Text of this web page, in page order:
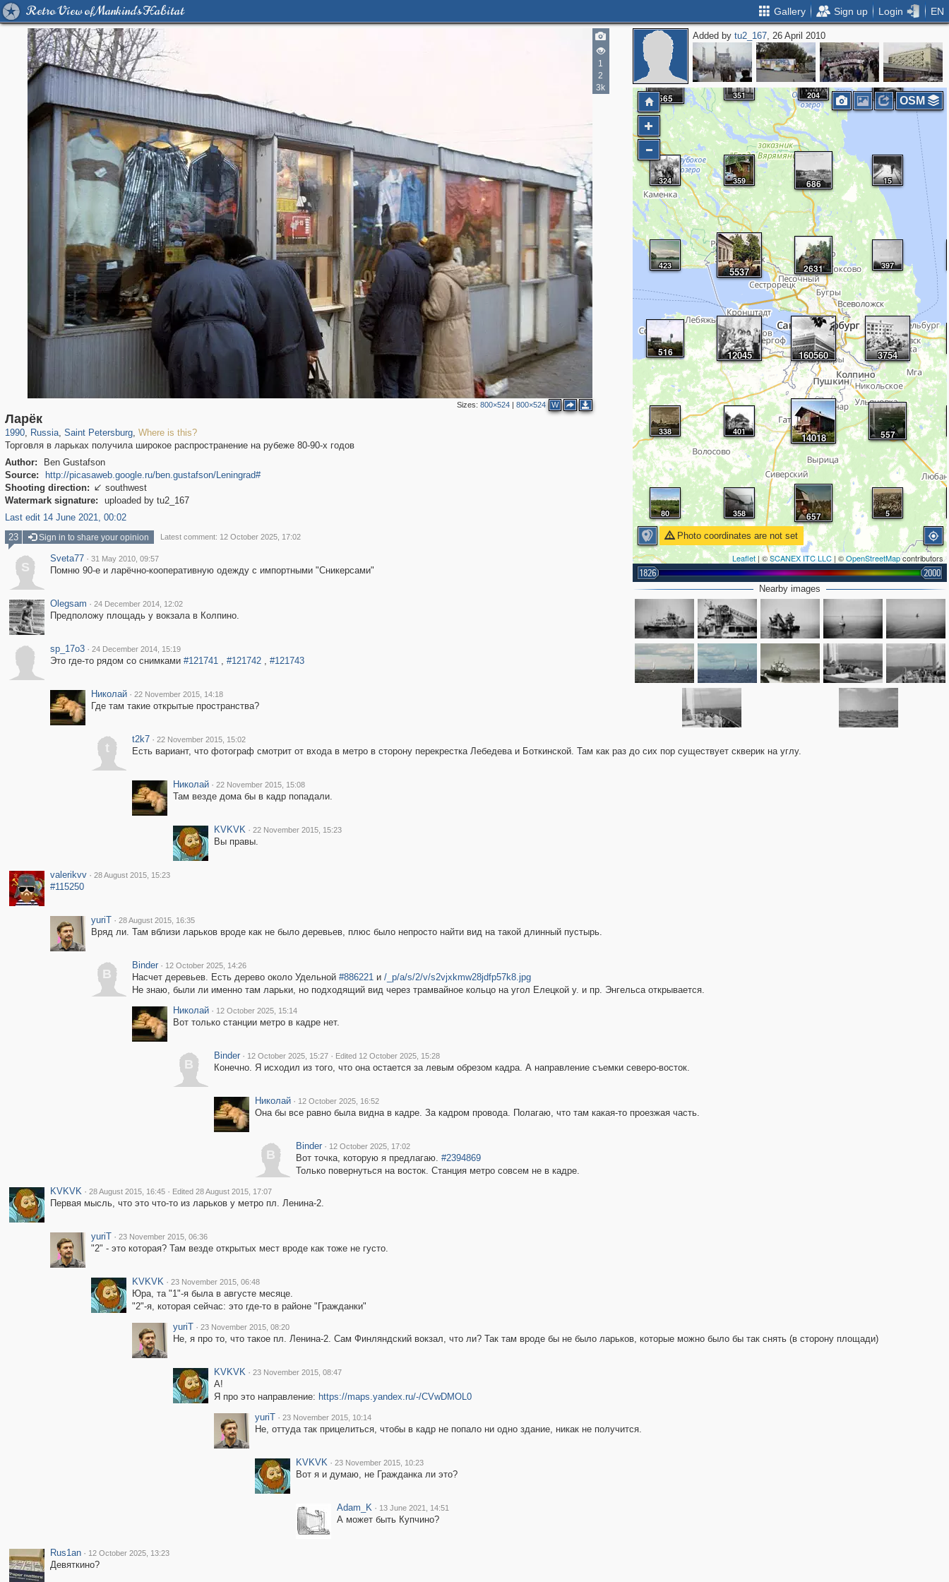
Retro View of Mankind's Habitat Gallery Sign up Login EN
1
2
3k
Sizes: 800×524| 800×524 W
Ларёк
1990, Russia, Saint Petersburg
197,232
, Where is this?
Торговля в ларьках получила широкое распространение на рубеже 80-90-х годов
Author:
Ben Gustafson
Source:
http://picasaweb.google.ru/ben.gustafson/Leningrad#
Shooting direction:  southwest
Watermark signature:
uploaded by tu2_167
Last edit 14 June 2021, 00:02
Added bytu2_167, 26 April 2010
44
1031
139
5
557
204 154
3754
397
2631
15
686
351
324 359
5537
516
423
132
338 401
12045 160560
14018
657
358
80
40
708
565
Leaflet | ©SCANEX ITC LLC | ©OpenStreetMapcontributors
Photo coordinates are not set
1826 2000
OSM
Nearby images
23 Sign in to share your opinion Latest comment: 12 October 2025, 17:02
S
Sveta77 · 31 May 2010, 09:57
Помню 90-е и ларёчно-кооперативную одежду с импортными "Сникерсами"
Olegsam · 24 December 2014, 12:02
Предположу площадь у вокзала в Колпино.
sp_17o3 · 24 December 2014, 15:19
Это где-то рядом со снимками #121741, #121742, #121743
Николай · 22 November 2015, 14:18
Где там такие открытые пространства?
t
t2k7 · 22 November 2015, 15:02
Есть вариант, что фотограф смотрит от входа в метро в сторону перекрестка Лебедева и Боткинской. Там как раз до сих пор существует скверик на углу.
Николай · 22 November 2015, 15:08
Там везде дома бы в кадр попадали.
KVKVK · 22 November 2015, 15:23
Вы правы.
valerikvv · 28 August 2015, 15:23
#115250
yuriT · 28 August 2015, 16:35
Вряд ли. Там вблизи ларьков вроде как не было деревьев, плюс было непросто найти вид на такой длинный пустырь.
B
Binder · 12 October 2025, 14:26
Насчет деревьев. Есть дерево около Удельной #886221и /_p/a/s/2/v/s2vjxkmw28jdfp57k8.jpg
Не знаю, были ли именно там ларьки, но подходящий вид через трамвайное кольцо на угол Елецкой у. и пр. Энгельса открывается.
Николай · 12 October 2025, 15:14
Вот только станции метро в кадре нет.
B
Binder · 12 October 2025, 15:27 · Edited 12 October 2025, 15:28
Конечно. Я исходил из того, что она остается за левым обрезом кадра. А направление съемки северо-восток.
Николай · 12 October 2025, 16:52
Она бы все равно была видна в кадре. За кадром провода. Полагаю, что там какая-то проезжая часть.
B
Binder · 12 October 2025, 17:02
Вот точка, которую я предлагаю. #2394869
Только повернуться на восток. Станция метро совсем не в кадре.
KVKVK · 28 August 2015, 16:45 · Edited 28 August 2015, 17:07
Первая мысль, что это что-то из ларьков у метро пл. Ленина-2.
yuriT · 23 November 2015, 06:36
"2" - это которая? Там везде открытых мест вроде как тоже не густо.
KVKVK · 23 November 2015, 06:48
Юра, та "1"-я была в августе месяце.
"2"-я, которая сейчас: это где-то в районе "Гражданки"
yuriT · 23 November 2015, 08:20
Не, я про то, что такое пл. Ленина-2. Сам Финляндский вокзал, что ли? Так там вроде бы не было ларьков, которые можно было бы так снять (в сторону площади)
KVKVK · 23 November 2015, 08:47
А!
Я про это направление: https://maps.yandex.ru/-/CVwDMOL0
yuriT · 23 November 2015, 10:14
Не, оттуда так прицелиться, чтобы в кадр не попало ни одно здание, никак не получится.
KVKVK · 23 November 2015, 10:23
Вот я и думаю, не Гражданка ли это?
Adam_K · 13 June 2021, 14:51
А может быть Купчино?
Rus1an · 12 October 2025, 13:23
Девяткино?